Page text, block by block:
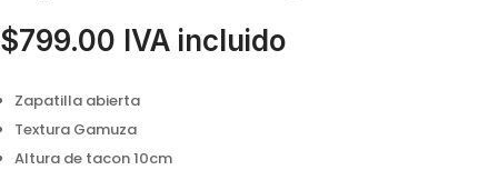
$799.00 IVA incluido
Zapatilla abierta
Textura Gamuza
Altura de tacon 10cm